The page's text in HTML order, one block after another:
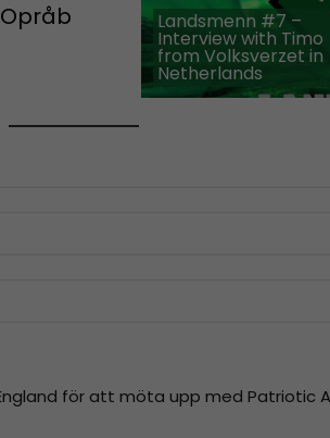
Opråb Landsmenn #7 –
Interview with Timo
from Volksverzet in
Netherlands
för att möta upp med Patriotic